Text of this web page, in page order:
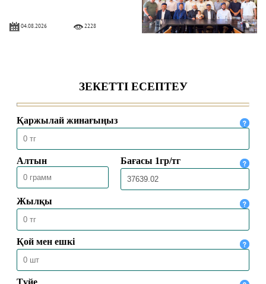
04.08.2026 2228
04.08.2026 1922
БАС МҮФТИ ТӨРАЛҚА МӘЖІЛІСІН
ӨТКІЗДІ
31.07.2026